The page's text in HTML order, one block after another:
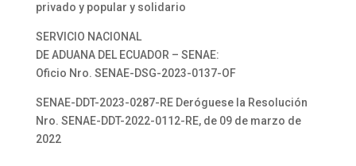
privado y popular y solidario
SERVICIO NACIONAL
DE ADUANA DEL ECUADOR – SENAE:
Oficio Nro. SENAE-DSG-2023-0137-OF
SENAE-DDT-2023-0287-RE Deróguese la Resolución
Nro. SENAE-DDT-2022-0112-RE, de 09 de marzo de
2022